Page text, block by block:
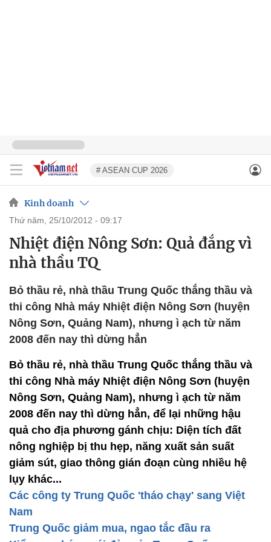
# ASEAN CUP 2026
Kinh doanh
thứ năm, 25/10/2012 - 09:17
Nhiệt điện Nông Sơn: Quả đắng vì
nhà thầu TQ
Bỏ thầu rẻ, nhà thầu Trung Quốc thắng thầu và
thi công Nhà máy Nhiệt điện Nông Sơn (huyện
Nông Sơn, Quảng Nam), nhưng ì ạch từ năm
2008 đến nay thì dừng hẳn
Bỏ thầu rẻ, nhà thầu Trung Quốc thắng thầu và
thi công Nhà máy Nhiệt điện Nông Sơn (huyện
Nông Sơn, Quảng Nam), nhưng ì ạch từ năm
2008 đến nay thì dừng hẳn, để lại những hậu
quả cho địa phương gánh chịu: Diện tích đất
nông nghiệp bị thu hẹp, năng xuất sản suất
giảm sút, giao thông gián đoạn cùng nhiều hệ
lụy khác...
Các công ty Trung Quốc 'tháo chạy' sang Việt
Nam
Trung Quốc giảm mua, ngao tắc đầu ra